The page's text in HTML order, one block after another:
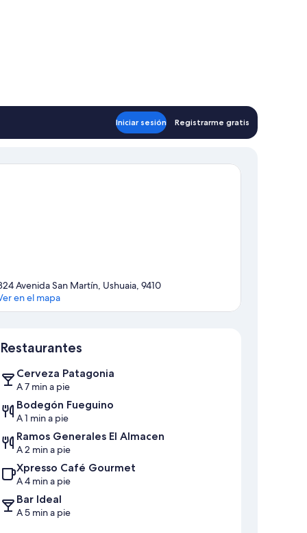
Iniciar sesión Registrarme gratis
Avenida San Martín, Ushuaia, 9410
en el mapa
Restaurantes
Cerveza Patagonia
A 7 min a pie
Bodegón Fueguino
A 1 min a pie
Ramos Generales El Almacen
A 2 min a pie
Xpresso Café Gourmet
A 4 min a pie
Bar Ideal
A 5 min a pie